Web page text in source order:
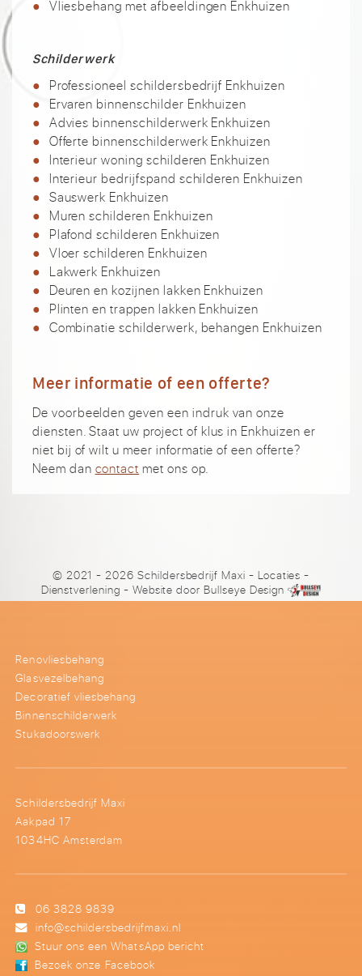
Vliesbehang met afbeeldingen Enkhuizen
Schilderwerk
Professioneel schildersbedrijf Enkhuizen
Ervaren binnenschilder Enkhuizen
Advies binnenschilderwerk Enkhuizen
Offerte binnenschilderwerk Enkhuizen
Interieur woning schilderen Enkhuizen
Interieur bedrijfspand schilderen Enkhuizen
Sauswerk Enkhuizen
Muren schilderen Enkhuizen
Plafond schilderen Enkhuizen
Vloer schilderen Enkhuizen
Lakwerk Enkhuizen
Deuren en kozijnen lakken Enkhuizen
Plinten en trappen lakken Enkhuizen
Combinatie schilderwerk, behangen Enkhuizen
Meer informatie of een offerte?
De voorbeelden geven een indruk van onze
diensten. Staat uw project of klus in Enkhuizen er
niet bij of wilt u meer informatie of een offerte?
Neem dan contact met ons op.
© 2021 - 2026 Schildersbedrijf Maxi - Locaties -
Dienstverlening - Website doorBullseye Design
Renovliesbehang
Glasvezelbehang
Decoratief vliesbehang
Binnenschilderwerk
Stukadoorswerk
Schildersbedrijf Maxi
Aakpad 17
1034HC Amsterdam
06 3828 9839
info@schildersbedrijfmaxi.nl
Stuur ons een WhatsApp bericht
Bezoek onze Facebook